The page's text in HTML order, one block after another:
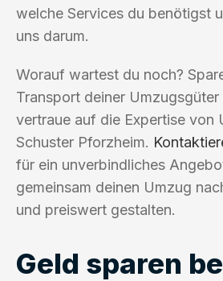
welche Services du benötigst
uns darum.
Worauf wartest du noch?
Transport deiner Umzugsgüter
vertraue auf die Expertise von
Schuster Pforzheim.
für ein unverbindliches
gemeinsam deinen Umzug
und preiswert gestalten.
Geld sparen